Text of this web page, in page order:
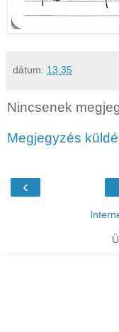
dátum: 13:35
Nincsenek
Megjegyzés
‹